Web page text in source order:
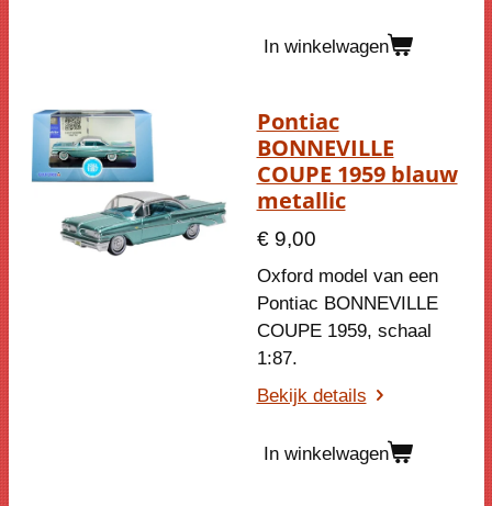
In winkelwagen
Pontiac
BONNEVILLE
COUPE 1959 blauw
metallic
€ 9,00
Oxford model van een
Pontiac BONNEVILLE
COUPE 1959, schaal
1:87.
Bekijk details
In winkelwagen